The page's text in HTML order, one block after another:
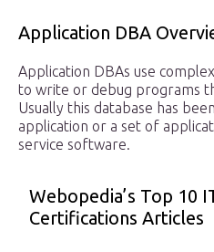
Application DBA
Application DBAs use
to write or debug programs
Usually this database has
application or a set of
service software.
Webopedia’s Top 10
Certifications Articles